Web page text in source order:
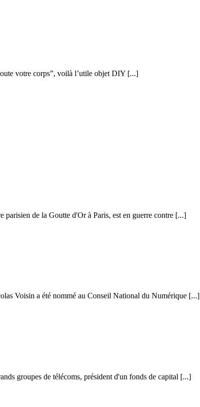
votre corps”, voilà l’utile objet DIY [...]
de la Goutte d'Or à Paris, est en guerre contre [...]
Voisin a été nommé au Conseil National du Numérique [...]
groupes de télécoms, président d'un fonds de capital [...]